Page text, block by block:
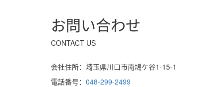
お問い合わせ
CONTACT US
会社住所：埼玉県川口市南鳩ケ谷1-15-1
電話番号： 048-299-2499